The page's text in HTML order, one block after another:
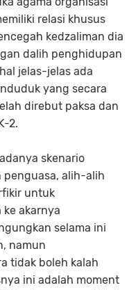
relasi khusus
kedzaliman dia
dalih penghidupan
jelas-jelas ada
yang secara
direbut paksa dan
2.
skenario
penguasa, alih-alih
untuk
akarnya
selama ini
namun
tidak boleh kalah
ini adalah moment